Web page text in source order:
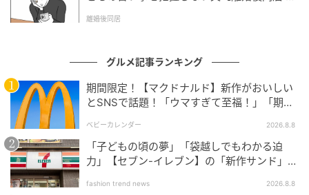
モントワールが展開する「京都 福寿園 伊右衛門」ブラ
ンドの菓子は、抹茶かりんとう・お濃茶撫ぽっぷこー
離婚後同居
グルメ記事ランキング
期間限定！【マクドナルド】新作がおいしい
とSNSで話題！「ウマすぎて至福！」「期待
ベビーカレンダー 2026.8.8
「子どもの頃の夢」「袋越しでもわかる迫
力」【セブン-イレブン】の「新作サンド」に
fashion trend news 2026.8.8